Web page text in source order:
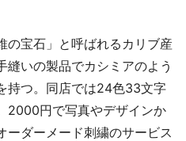
宝石」と呼ばれるカリブ産
いの製品でカシミアのよう
持つ。同店では24色33文字
2000円で写真やデザインか
ーダーメード刺繍のサービス